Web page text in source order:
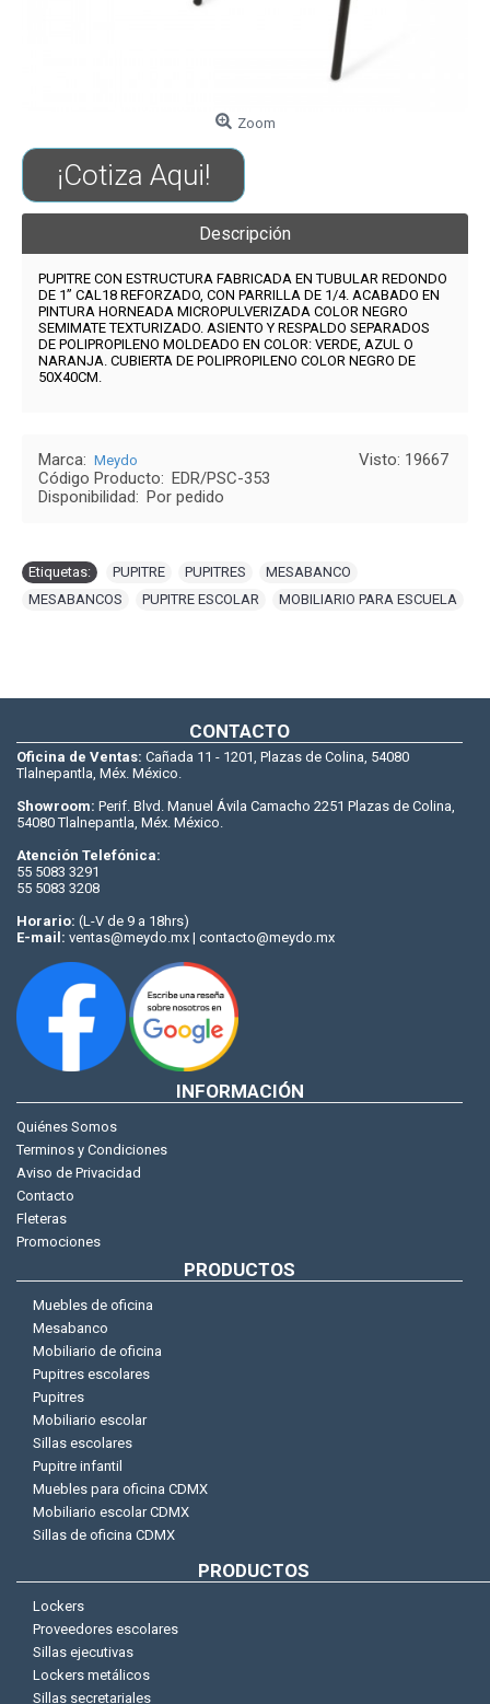
Zoom
¡Cotiza Aqui!
Descripción
PUPITRE CON ESTRUCTURA FABRICADA EN TUBULAR REDONDO
DE 1” CAL18 REFORZADO, CON PARRILLA DE 1/4. ACABADO EN
PINTURA HORNEADA MICROPULVERIZADA COLOR NEGRO
SEMIMATE TEXTURIZADO. ASIENTO Y RESPALDO SEPARADOS
DE POLIPROPILENO MOLDEADO EN COLOR: VERDE, AZUL O
NARANJA. CUBIERTA DE POLIPROPILENO COLOR NEGRO DE
50X40CM.
Visto: 19667
Marca: Meydo
Código Producto: EDR/PSC-353
Disponibilidad: Por pedido
Etiquetas: PUPITRE PUPITRES MESABANCO
MESABANCOS
PUPITRE ESCOLAR MOBILIARIO PARA ESCUELA
CONTACTO
Oficina de Ventas: Cañada 11 - 1201, Plazas de Colina, 54080
Tlalnepantla, Méx. México.
Showroom: Perif. Blvd. Manuel Ávila Camacho 2251 Plazas de Colina,
54080 Tlalnepantla, Méx. México.
Atención Telefónica:
55 5083 3291
55 5083 3208
Horario: (L-V de 9 a 18hrs)
E-mail: ventas@meydo.mx | contacto@meydo.mx
INFORMACIÓN
Quiénes Somos
Terminos y Condiciones
Aviso de Privacidad
Contacto
Fleteras
Promociones
PRODUCTOS
Muebles de oficina
Mesabanco
Mobiliario de oficina
Pupitres escolares
Pupitres
Mobiliario escolar
Sillas escolares
Pupitre infantil
Muebles para oficina CDMX
Mobiliario escolar CDMX
Sillas de oficina CDMX
PRODUCTOS
Lockers
Proveedores escolares
Sillas ejecutivas
Lockers metálicos
Sillas secretariales